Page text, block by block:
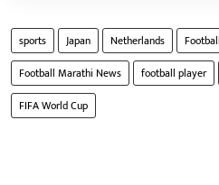
sports Japan Netherlands
Football Marathi News
football player
FIFA World Cup